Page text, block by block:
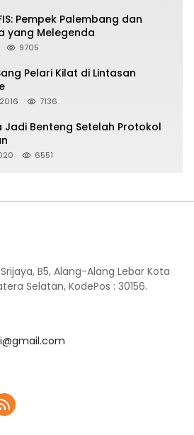
Pempek Palembang dan
yang Melegenda
9705
Pelari Kilat di Lintasan
7136
Jadi Benteng Setelah Protokol
6551
B5, Alang-Alang Lebar Kota
Selatan, KodePos : 30156.